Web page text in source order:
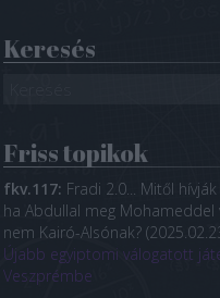
Keresés
Friss topikok
fkv.117: Fradi 2.0... Mitől
ha Abdullal meg Mohameddel
nem Kairó-Alsónak? (
Újabb egyiptomi válogatott
Veszprémbe